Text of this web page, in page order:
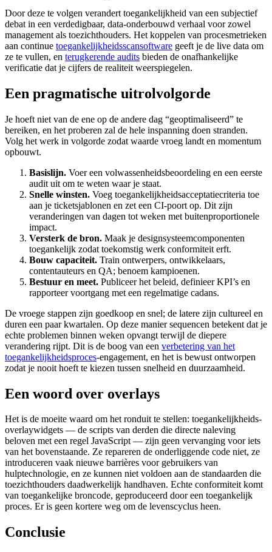
Door deze te volgen verandert toegankelijkheid van een subjectief
debat in een verdedigbaar, data-onderbouwd verhaal voor zowel
management als toezichthouders. Het koppelen van procesmetrieken
aan continue toegankelijkheidsscansoftware geeft je de live data om
ze te vullen, en terugkerende audits bieden de onafhankelijke
verificatie dat je cijfers de realiteit weerspiegelen.
Een pragmatische uitrolvolgorde
Je hoeft niet van de ene op de andere dag “geoptimaliseerd” te
bereiken, en het proberen zal de hele inspanning doen stranden.
Volg het werk in volgorde zodat waarde vroeg landt en momentum
opbouwt.
Basislijn. Voer een volwassenheidsbeoordeling en een eerste
audit uit om te weten waar je staat.
Snelle winsten. Voeg toegankelijkheidsacceptatiecriteria toe
aan je ticketsjablonen en zet een CI-poort op. Dit zijn
veranderingen van dagen tot weken met buitenproportionele
impact.
Versterk de bron. Maak je designsysteemcomponenten
toegankelijk zodat toekomstig werk conformiteit erft.
Bouw capaciteit. Train ontwerpers, ontwikkelaars,
contentauteurs en QA; benoem kampioenen.
Bestuur en meet. Publiceer het beleid, definieer KPI’s en
rapporteer voortgang met een regelmatige cadans.
De vroege stappen zijn goedkoop en snel; de latere zijn cultureel en
duren een paar kwartalen. Op deze manier sequencen betekent dat je
echte problemen binnen weken opvangt terwijl de diepere
verandering rijpt. Dit is de boog van een verbetering van het
toegankelijkheidsproces-engagement, en het is bewust ontworpen
zodat je nooit hoeft te kiezen tussen snelheid en duurzaamheid.
Een woord over overlays
Het is de moeite waard om het ronduit te stellen: toegankelijkheids-
overlaywidgets — de scripts van derden die directe naleving
beloven met een regel JavaScript — zijn geen vervanging voor iets
van het bovenstaande. Ze repareren de onderliggende code niet, ze
introduceren vaak nieuwe barrières voor gebruikers van
hulptechnologie, en ze kunnen niet voldoen aan de standaarden die
toezichthouders daadwerkelijk handhaven. Echte conformiteit komt
van toegankelijke broncode, geproduceerd door een toegankelijk
proces. Er is geen kortere weg om de levenscyclus heen.
Conclusie